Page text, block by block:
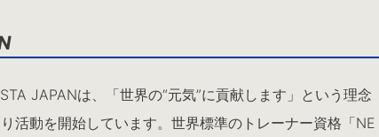
JAPANは、「世界の“元気”に貢献します」という理念
活動を開始しています。世界標準のトレーナー資格「NE